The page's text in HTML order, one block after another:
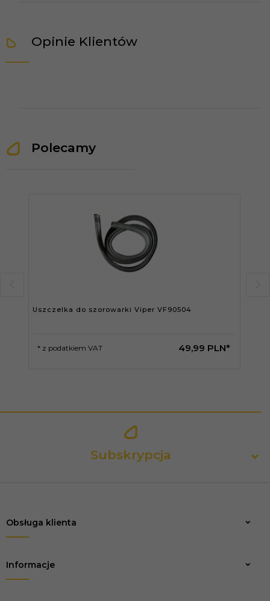
Opinie Klientów
Polecamy
Uszczelka do szorowarki Viper VF90504
49,99 PLN*
* z podatkiem VAT
Subskrypcja
Obsługa klienta
Informacje